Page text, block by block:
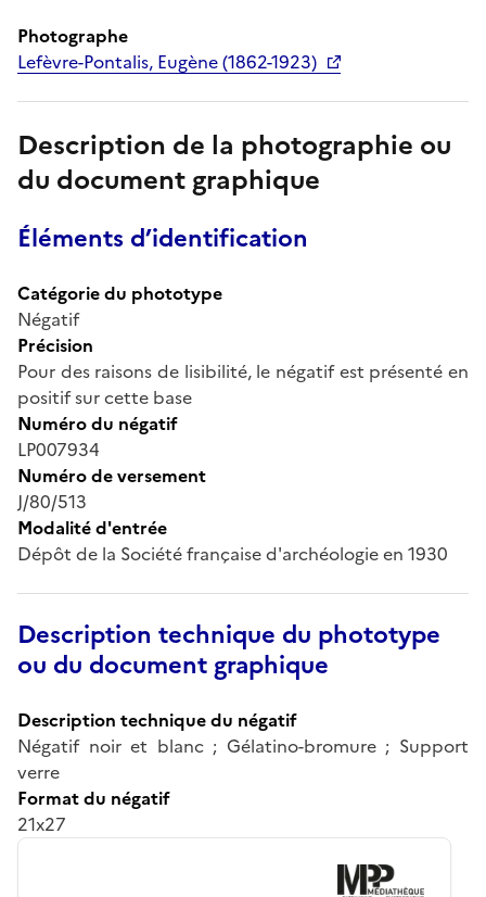
Photographe
Lefèvre-Pontalis, Eugène (1862-1923)
Description de la photographie ou
du document graphique
Éléments d’identification
Catégorie du phototype
Négatif
Précision
Pour des raisons de lisibilité, le négatif est présenté en
positif sur cette base
Numéro du négatif
LP007934
Numéro de versement
J/80/513
Modalité d'entrée
Dépôt de la Société française d'archéologie en 1930
Description technique du phototype
ou du document graphique
Description technique du négatif
Négatif noir et blanc ; Gélatino-bromure ; Support
verre
Format du négatif
21x27